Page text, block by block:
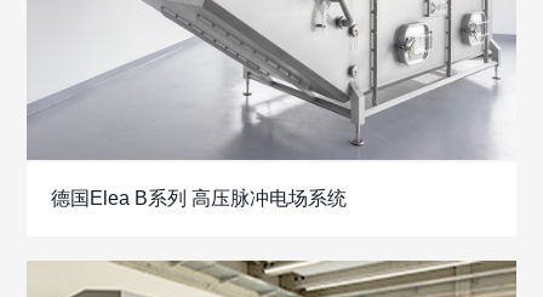
德国Elea B系列 高压脉冲电场系统